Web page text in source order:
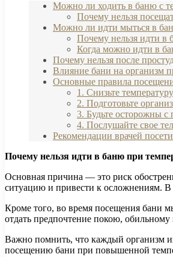
Можно ли ходить в баню с
Почему нельзя
Можно ли идти мыться в
Почему нельзя идти в
Когда можно идти в
Почему нельзя после
Влияние бани на организм
Основные правила
1. Снизьте
2. Подготовьте
3. Будьте осторожны с
4. Послушайте свое
Рекомендации врачей
Почему нельзя идти в баню при
Основная причина — это риск
ситуацию и привести к осложнениям. В
Кроме того, во время посещения бани
отдать предпочтение покою,
Важно помнить, что каждый организм
посещению бани при повышенной